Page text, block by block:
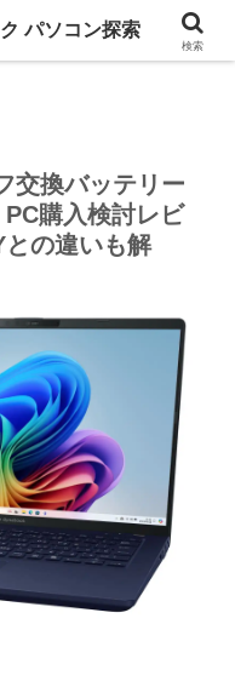
end PC ---
交換バッテリー
購入検討レビ
の違いも解
パソコン探索
検索